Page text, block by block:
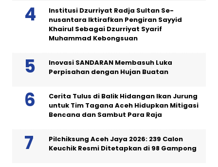
Institusi Dzurriyat Radja Sultan Se-
nusantara Iktirafkan Pengiran Sayyid
Khairul Sebagai Dzurriyat Syarif
Muhammad Kebongsuan
Inovasi SANDARAN Membasuh Luka
Perpisahan dengan Hujan Buatan
Cerita Tulus di Balik Hidangan Ikan Jurung
untuk Tim Tagana Aceh Hidupkan Mitigasi
Bencana dan Sambut Para Raja
Pilchiksung Aceh Jaya 2026: 239 Calon
Keuchik Resmi Ditetapkan di 98 Gampong